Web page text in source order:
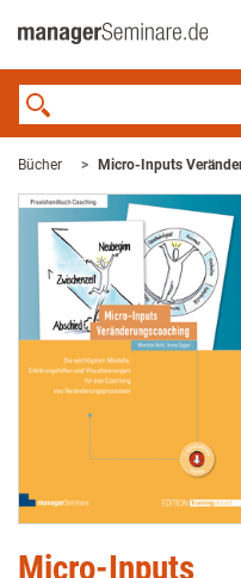
Bücher Micro-Inputs
Micro-Inputs